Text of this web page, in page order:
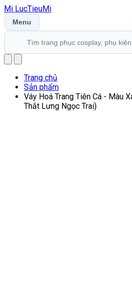
Mi LucTieuMi
Menu
Trang chủ
Sản phẩm
Váy Hoá Trang Tiên Cá - Màu
Thắt Lưng Ngọc Trai)